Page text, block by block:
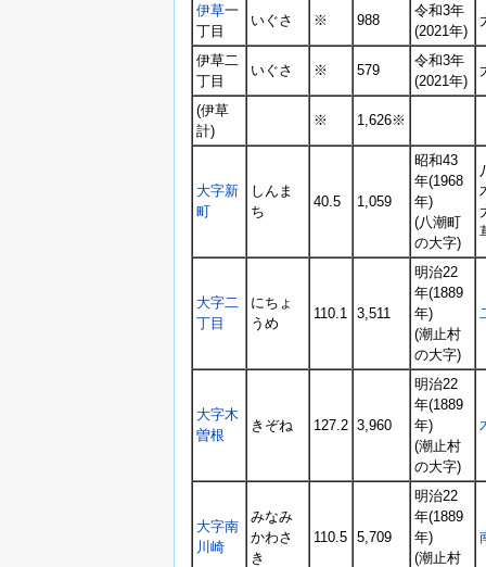
伊草一
丁目
いぐさ ※ 988
令和3年
(2021年)
伊草二
丁目
いぐさ ※ 579
令和3年
(2021年)
(伊草
計)
※ 1,626※
大字新
町
しんま
ち
40.5 1,059
昭和43
年(1968
年)
(八潮町
の大字)
大字二
丁目
にちょ
うめ
110.1 3,511
明治22
年(1889
年)
(潮止村
の大字)
大字木
曽根
きぞね 127.2 3,960
明治22
年(1889
年)
(潮止村
の大字)
大字南
川崎
みなみ
かわさ
き
110.5 5,709
明治22
年(1889
年)
(潮止村